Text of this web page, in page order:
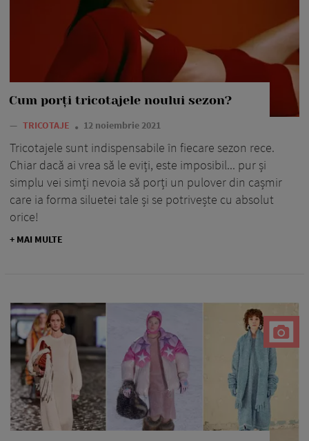
Cum porți tricotajele noului sezon?
— TRICOTAJE 12 noiembrie 2021
Tricotajele sunt indispensabile în fiecare sezon rece.
Chiar dacă ai vrea să le eviți, este imposibil... pur și
simplu vei simți nevoia să porți un pulover din cașmir
care ia forma siluetei tale și se potrivește cu absolut
orice!
+ MAI MULTE